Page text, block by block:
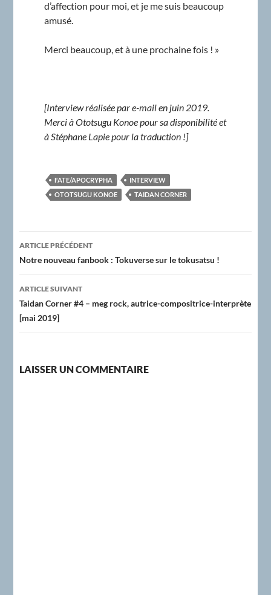
d’affection pour moi, et je me suis beaucoup
amusé.
Merci beaucoup, et à une prochaine fois ! »
[Interview réalisée par e-mail en juin 2019.
Merci à Ototsugu Konoe pour sa disponibilité et
à Stéphane Lapie pour la traduction !]
FATE/APOCRYPHA
INTERVIEW
OTOTSUGU KONOE
TAIDAN CORNER
Navigation
des
articles
ARTICLE PRÉCÉDENT
Notre nouveau fanbook : Tokuverse sur le tokusatsu !
ARTICLE SUIVANT
Taidan Corner #4 – meg rock, autrice-compositrice-interprète
[mai 2019]
LAISSER UN COMMENTAIRE